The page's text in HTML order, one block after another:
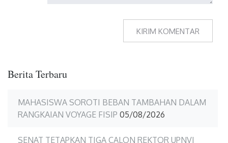
Berita Terbaru
MAHASISWA SOROTI BEBAN TAMBAHAN DALAM
RANGKAIAN VOYAGE FISIP 05/08/2026
SENAT TETAPKAN TIGA CALON REKTOR UPNVJ